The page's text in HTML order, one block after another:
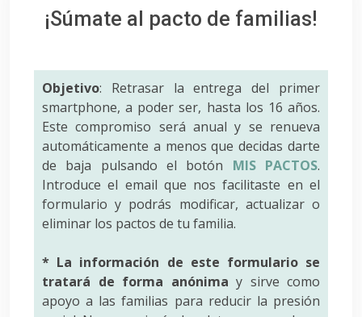
¡Súmate al pacto de familias!
Objetivo: Retrasar la entrega del primer
smartphone, a poder ser, hasta los 16 años.
Este compromiso será anual y se renueva
automáticamente a menos que decidas darte
de baja pulsando el botón MIS PACTOS.
Introduce el email que nos facilitaste en el
formulario y podrás modificar, actualizar o
eliminar los pactos de tu familia.
* La información de este formulario se
tratará de forma anónima y sirve como
apoyo a las familias para reducir la presión